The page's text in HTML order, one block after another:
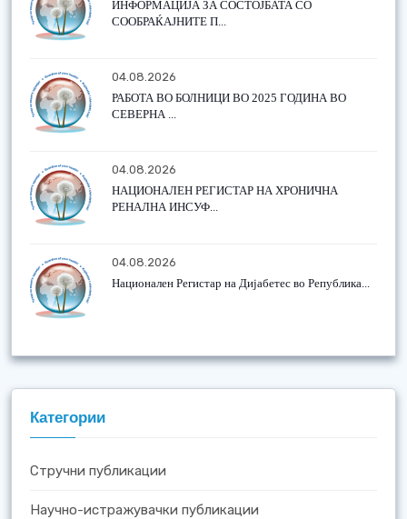
ИНФОРМАЦИЈА ЗА СОСТОЈБАТА СО
СООБРАЌАЈНИТЕ П...
04.08.2026
РАБОТА ВО БОЛНИЦИ ВО 2025 ГОДИНА ВО
СЕВЕРНА ...
04.08.2026
НАЦИОНАЛЕН РЕГИСТАР НА ХРОНИЧНА
РЕНАЛНА ИНСУФ...
04.08.2026
Национален Регистар на Дијабетес во Република...
Категории
Стручни публикации
Научно-истражувачки публикации